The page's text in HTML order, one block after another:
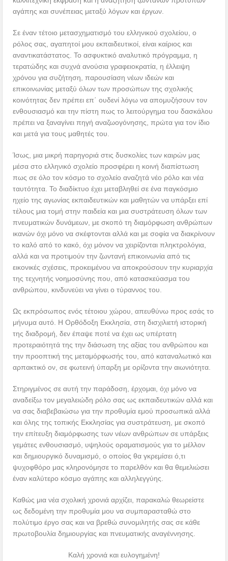
αγάπης και συνέπειας μεταξύ λόγων και έργων.
Σε έναν τέτοιο μετασχηματισμό του ελληνικού σχολείου, ο
ρόλος σας, αγαπητοί μου εκπαιδευτικοί, είναι καίριος και
αναντικατάστατος. Το ασφυκτικό αναλυτικό πρόγραμμα, η
τερατώδης και συχνά ανούσια γραφειοκρατία, η έλλειψη
χρόνου για συζήτηση, παρουσίαση νέων ιδεών και
επικοινωνίας μεταξύ όλων των προσώπων της σχολικής
κοινότητας δεν πρέπει επ΄ ουδενί λόγω να απομυζήσουν τον
ενθουσιασμό και την πίστη πως το λειτούργημα του δασκάλου
πρέπει να ξαναγίνει πηγή αναζωογόνησης, πρώτα για τον ίδιο
και μετά για τους μαθητές του.
Ίσως, μια μικρή παρηγοριά στις δυσκολίες των καιρών μας
μέσα στο ελληνικό σχολείο προσφέρει η κοινή διαπίστωση
πως σε όλο τον κόσμο το σχολείο αναζητά νέο ρόλο και νέα
ταυτότητα. Το διαδίκτυο έχει μεταβληθεί σε ένα παγκόσμιο
ηχείο της αγωνίας εκπαιδευτικών και μαθητών να υπάρξει επί
τέλους μια τομή στην παιδεία και μια συστράτευση όλων των
πνευματικών δυνάμεων, με σκοπό τη διαμόρφωση ανθρώπων
ικανών όχι μόνο να σκέφτονται αλλά και με σοφία να διακρίνουν
το καλό από το κακό, όχι μόνον να χειρίζονται πληκτρολόγια,
αλλά και να προτιμούν την ζωντανή επικοινωνία από τις
εικονικές σχέσεις, προκειμένου να αποκρούσουν την κυριαρχία
της τεχνητής νοημοσύνης που, από κατασκεύασμα του
ανθρώπου, κινδυνεύει να γίνει ο τύραννος του.
Ως εκπρόσωπος ενός τέτοιου χώρου, απευθύνω προς εσάς το
μήνυμα αυτό. Η Ορθόδοξη Εκκλησία, στη δισχιλιετή ιστορική
της διαδρομή, δεν έπαψε ποτέ να έχει ως υπέρτατη
προτεραιότητά της την διάσωση της αξίας του ανθρώπου και
την προοπτική της μεταμόρφωσής του, από καταναλωτικό και
αρπακτικό ον, σε φωτεινή ύπαρξη με ορίζοντα την αιωνιότητα.
Στηριγμένος σε αυτή την παράδοση, έρχομαι, όχι μόνο να
αναδείξω τον μεγαλειώδη ρόλο σας ως εκπαιδευτικών αλλά και
να σας διαβεβαιώσω για την προθυμία εμού προσωπικά αλλά
και όλης της τοπικής Εκκλησίας για συστράτευση, με σκοπό
την επίτευξη διαμόρφωσης των νέων ανθρώπων σε υπάρξεις
γεμάτες ενθουσιασμό, υψηλούς οραματισμούς για το μέλλον
και δημιουργικό δυναμισμό, ο οποίος θα γκρεμίσει ό,τι
ψυχοφθόρο μας κληρονόμησε το παρελθόν και θα θεμελιώσει
έναν καλύτερο κόσμο αγάπης και αλληλεγγύης.
Καθώς μια νέα σχολική χρονιά αρχίζει, παρακαλώ θεωρείστε
ως δεδομένη την προθυμία μου να συμπαρασταθώ στο
πολύτιμο έργο σας και να βρεθώ συνομιλητής σας σε κάθε
πρωτοβουλία δημιουργίας και πνευματικής αναγέννησης.
Καλή χρονιά και ευλογημένη!